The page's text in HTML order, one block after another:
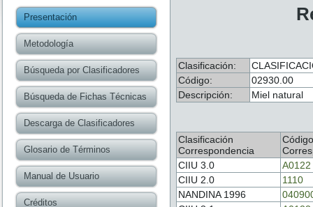
Presentación
Metodología
Búsqueda por Clasificadores
Búsqueda de Fichas Técnicas
Descarga de Clasificadores
Glosario de Términos
Manual de Usuario
Créditos
Clasificación:
Código:
02930.00
Descripción:
Miel natural
Clasificación
Correspondencia
Código
CIIU 3.0
A0122
CIIU 2.0
1110
NANDINA 1996